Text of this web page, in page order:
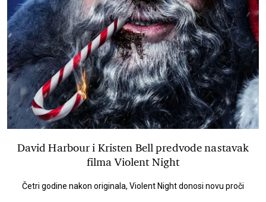
David Harbour i Kristen Bell predvode nastavak
filma Violent Night
Četri godine nakon originala, Violent Night donosi novu proči